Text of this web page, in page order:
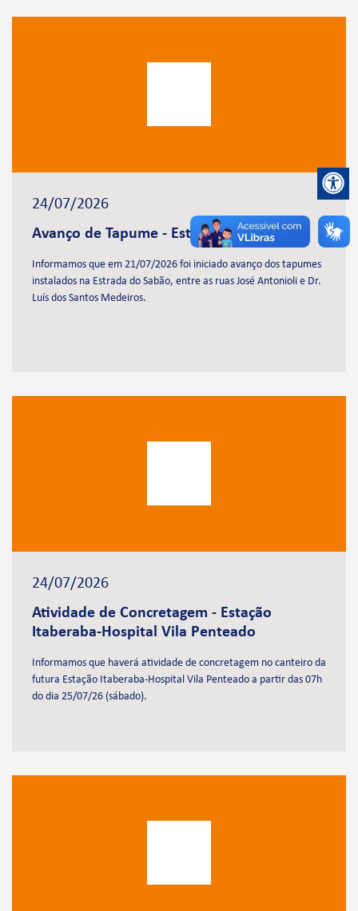
24/07/2026
Avanço de Tapume - Estação Brasilândia
Informamos que em 21/07/2026 foi iniciado avanço dos tapumes
instalados na Estrada do Sabão, entre as ruas José Antonioli e Dr.
Luís dos Santos Medeiros.
24/07/2026
Atividade de Concretagem - Estação
Itaberaba-Hospital Vila Penteado
Informamos que haverá atividade de concretagem no canteiro da
futura Estação Itaberaba-Hospital Vila Penteado a partir das 07h
do dia 25/07/26 (sábado).